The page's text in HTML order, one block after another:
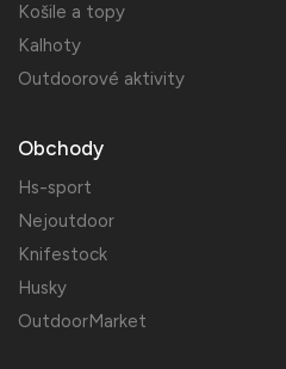
Košile a topy
Kalhoty
Outdoorové aktivity
Obchody
Hs-sport
Nejoutdoor
Knifestock
Husky
OutdoorMarket